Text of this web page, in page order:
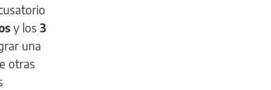
y los 3
una
otras